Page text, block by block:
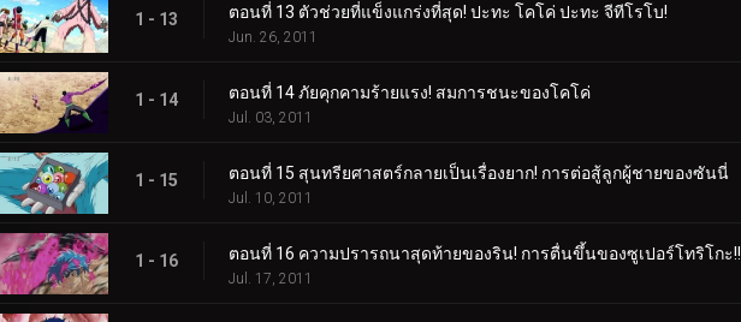
1 - 13 ตอนที่ 13 ตัวช่วยที่แข็งแกร่งที่สุด! ปะทะ โคโค่ ปะทะ จีทีโรโบ!
Jun. 26, 2011
1 - 14 ตอนที่ 14 ภัยคุกคามร้ายแรง! สมการชนะของโคโค่
Jul. 03, 2011
1 - 15 ตอนที่ 15 สุนทรียศาสตร์กลายเป็นเรื่องยาก! การต่อสู้ลูกผู้ชายของซันนี่
Jul. 10, 2011
1 - 16 ตอนที่ 16 ความปรารถนาสุดท้ายของริน! การตื่นขึ้นของซูเปอร์โทริโกะ!!
Jul. 17, 2011